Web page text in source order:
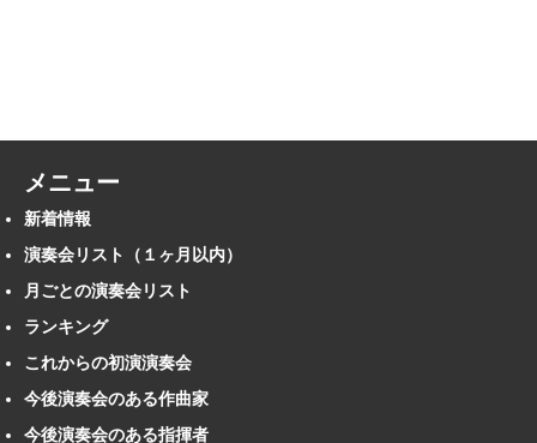
メニュー
新着情報
演奏会リスト（１ヶ月以内）
月ごとの演奏会リスト
ランキング
これからの初演演奏会
今後演奏会のある作曲家
今後演奏会のある指揮者